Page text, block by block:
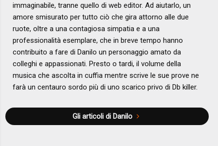
immaginabile, tranne quello di web editor. Ad aiutarlo, un
amore smisurato per tutto ciò che gira attorno alle due
ruote, oltre a una contagiosa simpatia e a una
professionalità esemplare, che in breve tempo hanno
contribuito a fare di Danilo un personaggio amato da
colleghi e appassionati. Presto o tardi, il volume della
musica che ascolta in cuffia mentre scrive le sue prove ne
farà un centauro sordo più di uno scarico privo di Db killer.
Gli articoli di Danilo